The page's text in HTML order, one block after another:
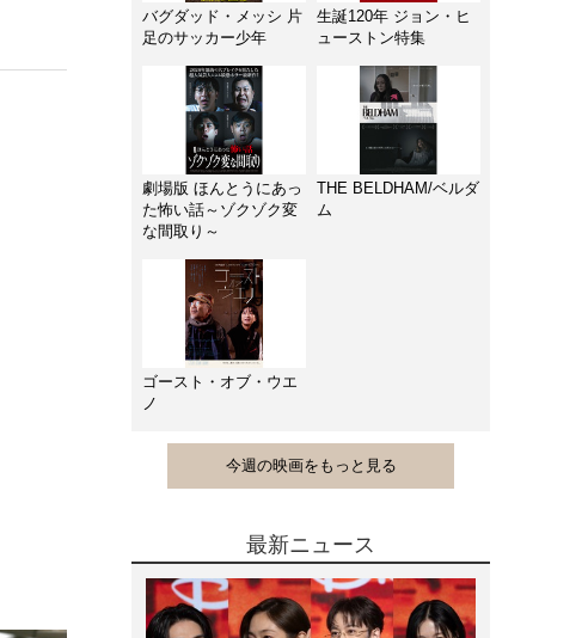
バグダッド・メッシ 片
足のサッカー少年
生誕120年 ジョン・ヒ
ューストン特集
劇場版 ほんとうにあっ
た怖い話～ゾクゾク変
な間取り～
THE BELDHAM/ベルダ
ム
ゴースト・オブ・ウエ
ノ
今週の映画をもっと見る
最新ニュース